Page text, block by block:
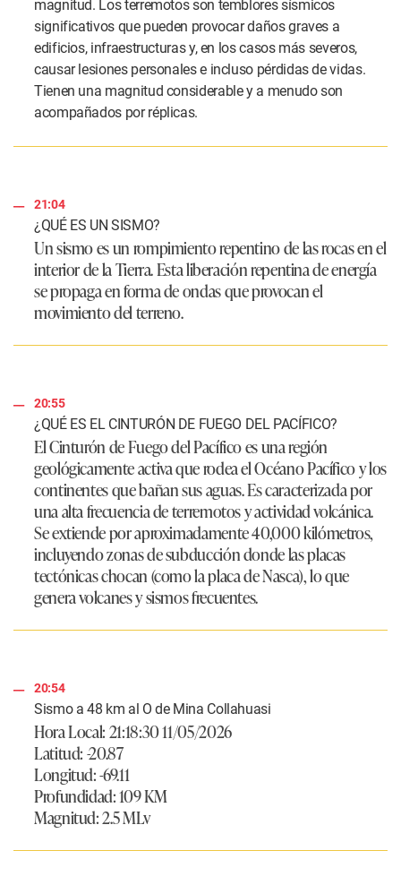
magnitud. Los terremotos son temblores sísmicos
significativos que pueden provocar daños graves a
edificios, infraestructuras y, en los casos más severos,
causar lesiones personales e incluso pérdidas de vidas.
Tienen una magnitud considerable y a menudo son
acompañados por réplicas.
21:04
¿QUÉ ES UN SISMO?
Un sismo es un rompimiento repentino de las rocas en el
interior de la Tierra. Esta liberación repentina de energía
se propaga en forma de ondas que provocan el
movimiento del terreno.
20:55
¿QUÉ ES EL CINTURÓN DE FUEGO DEL PACÍFICO?
El Cinturón de Fuego del Pacífico es una región
geológicamente activa que rodea el Océano Pacífico y los
continentes que bañan sus aguas. Es caracterizada por
una alta frecuencia de terremotos y actividad volcánica.
Se extiende por aproximadamente 40,000 kilómetros,
incluyendo zonas de subducción donde las placas
tectónicas chocan (como la placa de Nasca), lo que
genera volcanes y sismos frecuentes.
20:54
Sismo a 48 km al O de Mina Collahuasi
Hora Local: 21:18:30 11/05/2026
Latitud: -20.87
Longitud: -69.11
Profundidad: 109 KM
Magnitud: 2.5 MLv